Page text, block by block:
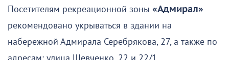
Посетителям рекреационной зоны «Адмирал»
рекомендовано укрываться в здании на
набережной Адмирала Серебрякова, 27, а также по